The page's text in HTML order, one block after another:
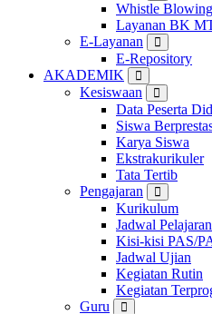
Whistle
Layanan BK
E-Layanan
E-Repository
AKADEMIK
Kesiswaan
Data Peserta
Siswa
Karya Siswa
Ekstrakurikuler
Tata Tertib
Pengajaran
Kurikulum
Jadwal Pelajaran
Kisi-kisi PAS/
Jadwal Ujian
Kegiatan Rutin
Kegiatan
Guru